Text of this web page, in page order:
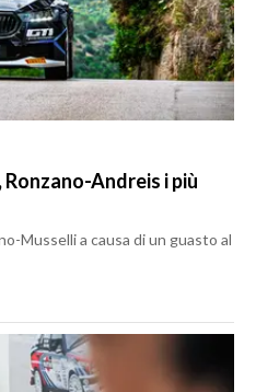
Andreis i più
Musselli a causa di un guasto al